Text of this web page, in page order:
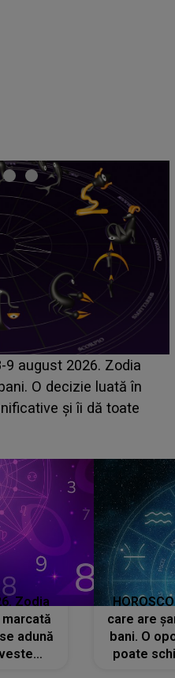
ASCUNS până
din Casa Iubirii
despre mama
nu te iubesc pentru
Zodia
adună
care are
bani. O
poate